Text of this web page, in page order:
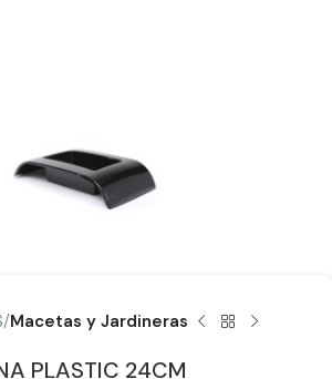
Macetas y Jardineras
PLASTIC 24CM